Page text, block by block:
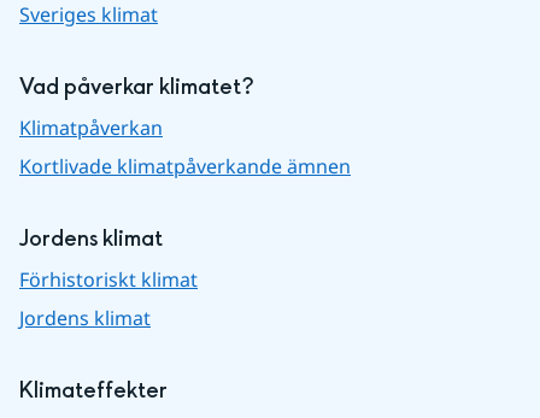
Sveriges klimat
Vad påverkar klimatet?
Klimatpåverkan
Kortlivade klimatpåverkande ämnen
Jordens klimat
Förhistoriskt klimat
Jordens klimat
Klimateffekter